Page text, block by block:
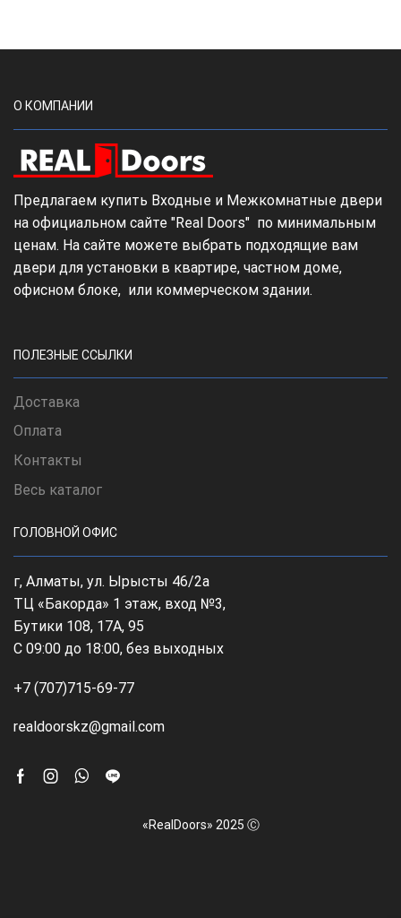
О КОМПАНИИ
Предлагаем купить Входные и Межкомнатные двери
на официальном сайте "Real Doors" по минимальным
ценам. На сайте можете выбрать подходящие вам
двери для установки в квартире, частном доме,
офисном блоке, или коммерческом здании.
ПОЛЕЗНЫЕ ССЫЛКИ
Доставка
Оплата
Контакты
Весь каталог
ГОЛОВНОЙ ОФИС
г, Алматы, ул. Ырысты 46/2а
ТЦ «Бакорда» 1 этаж, вход №3,
Бутики 108, 17А, 95
С 09:00 до 18:00, без выходных
+7 (707)715-69-77
realdoorskz@gmail.com
FacebookInstagram
Whatsapp
Line
«RealDoors» 2025 Ⓒ